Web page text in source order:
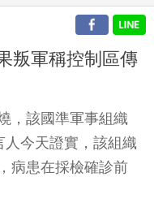
叛軍稱控制區傳
，該國準軍事組織
人今天證實，該組織
病患在採檢確診前